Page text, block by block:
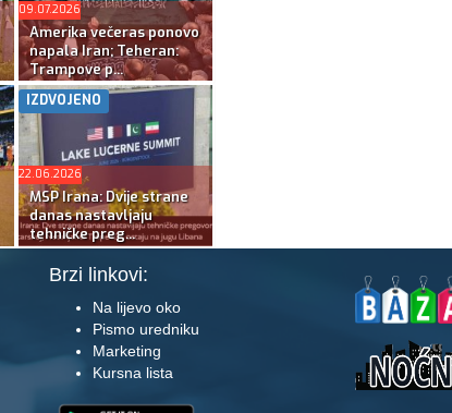
09.07.2026
Amerika večeras ponovo
napala Iran; Teheran:
Trampove p...
IZDVOJENO
22.06.2026
MSP Irana: Dvije strane
danas nastavljaju
tehničke preg...
Brzi linkovi:
Na lijevo oko
Pismo uredniku
Marketing
Kursna lista